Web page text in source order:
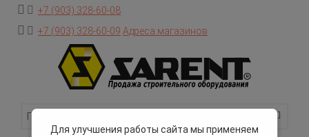
+7 (903) 328-60-08
+7 (903) 328-60-09 Адреса магазинов
Для улучшения работы сайта мы применяем